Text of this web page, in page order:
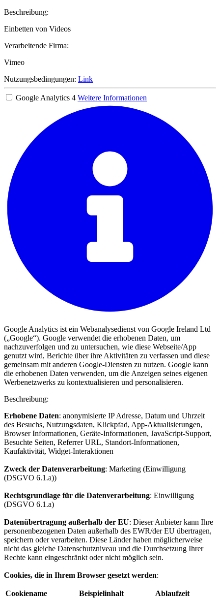
Beschreibung:
Einbetten von Videos
Verarbeitende Firma:
Vimeo
Nutzungsbedingungen: Link
Google Analytics 4 Weitere Informationen
Google Analytics ist ein Webanalysedienst von Google Ireland Ltd
(„Google“). Google verwendet die erhobenen Daten, um
nachzuverfolgen und zu untersuchen, wie diese Webseite/App
genutzt wird, Berichte über ihre Aktivitäten zu verfassen und diese
gemeinsam mit anderen Google-Diensten zu nutzen. Google kann
die erhobenen Daten verwenden, um die Anzeigen seines eigenen
Werbenetzwerks zu kontextualisieren und personalisieren.
Beschreibung:
Erhobene Daten: anonymisierte IP Adresse, Datum und Uhrzeit
des Besuchs, Nutzungsdaten, Klickpfad, App-Aktualisierungen,
Browser Informationen, Geräte-Informationen, JavaScript-Support,
Besuchte Seiten, Referrer URL, Standort-Informationen,
Kaufaktivität, Widget-Interaktionen
Zweck der Datenverarbeitung: Marketing (Einwilligung
(DSGVO 6.1.a))
Rechtsgrundlage für die Datenverarbeitung: Einwilligung
(DSGVO 6.1.a)
Datenübertragung außerhalb der EU: Dieser Anbieter kann Ihre
personenbezogenen Daten außerhalb des EWR/der EU übertragen,
speichern oder verarbeiten. Diese Länder haben möglicherweise
nicht das gleiche Datenschutzniveau und die Durchsetzung Ihrer
Rechte kann eingeschränkt oder nicht möglich sein.
Cookies, die in Ihrem Browser gesetzt werden:
Cookiename Beispielinhalt
Ablaufzeit